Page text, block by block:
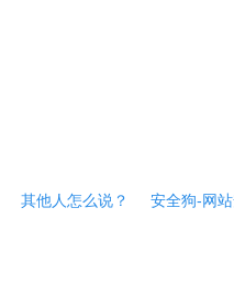
其他人怎么说？ 安全狗-网